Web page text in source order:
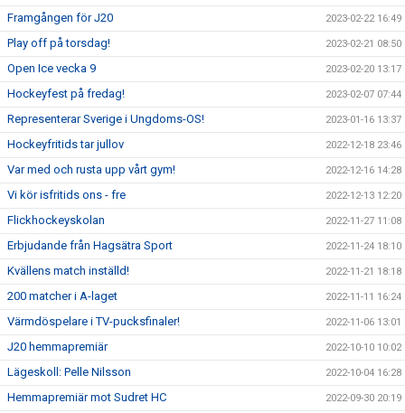
Framgången för J20 2023-02-22 16:49
Play off på torsdag! 2023-02-21 08:50
Open Ice vecka 9 2023-02-20 13:17
Hockeyfest på fredag! 2023-02-07 07:44
Representerar Sverige i Ungdoms-OS! 2023-01-16 13:37
Hockeyfritids tar jullov 2022-12-18 23:46
Var med och rusta upp vårt gym! 2022-12-16 14:28
Vi kör isfritids ons - fre 2022-12-13 12:20
Flickhockeyskolan 2022-11-27 11:08
Erbjudande från Hagsätra Sport 2022-11-24 18:10
Kvällens match inställd! 2022-11-21 18:18
200 matcher i A-laget 2022-11-11 16:24
Värmdöspelare i TV-pucksfinaler! 2022-11-06 13:01
J20 hemmapremiär 2022-10-10 10:02
Lägeskoll: Pelle Nilsson 2022-10-04 16:28
Hemmapremiär mot Sudret HC 2022-09-30 20:19